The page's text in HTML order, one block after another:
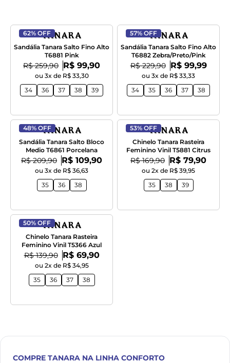
62% OFF
Sandália Tanara Salto Fino Alto
T6881 Pink
De:
R$ 259,90 Por:
R$ 99,90
ou 3x de R$ 33,30
34
36 37 38 39
57% OFF
Sandália Tanara Salto Fino Alto
T6882 Zebra/Preto/Pink
De:
R$ 229,90 Por:
R$ 99,99
ou 3x de R$ 33,33
34
35 36 37 38
48% OFF
Sandália Tanara Salto Bloco
Medio T6861 Porcelana
De:
R$ 209,90 Por:
R$ 109,90
ou 3x de R$ 36,63
35
36 38
53% OFF
Chinelo Tanara Rasteira
Feminino Vinil T5881 Citrus
De:
R$ 169,90 Por:
R$ 79,90
ou 2x de R$ 39,95
35
38 39
50% OFF
Chinelo Tanara Rasteira
Feminino Vinil T5366 Azul
De:
R$ 139,90 Por:
R$ 69,90
ou 2x de R$ 34,95
35
36 37 38
COMPRE TANARA NA LINHA CONFORTO